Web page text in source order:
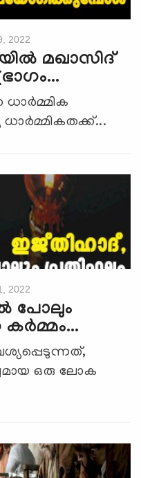
2022
മഖാസിദ്
2022
പോലും
കര്‍മ്മം...
ഒരു ലോക